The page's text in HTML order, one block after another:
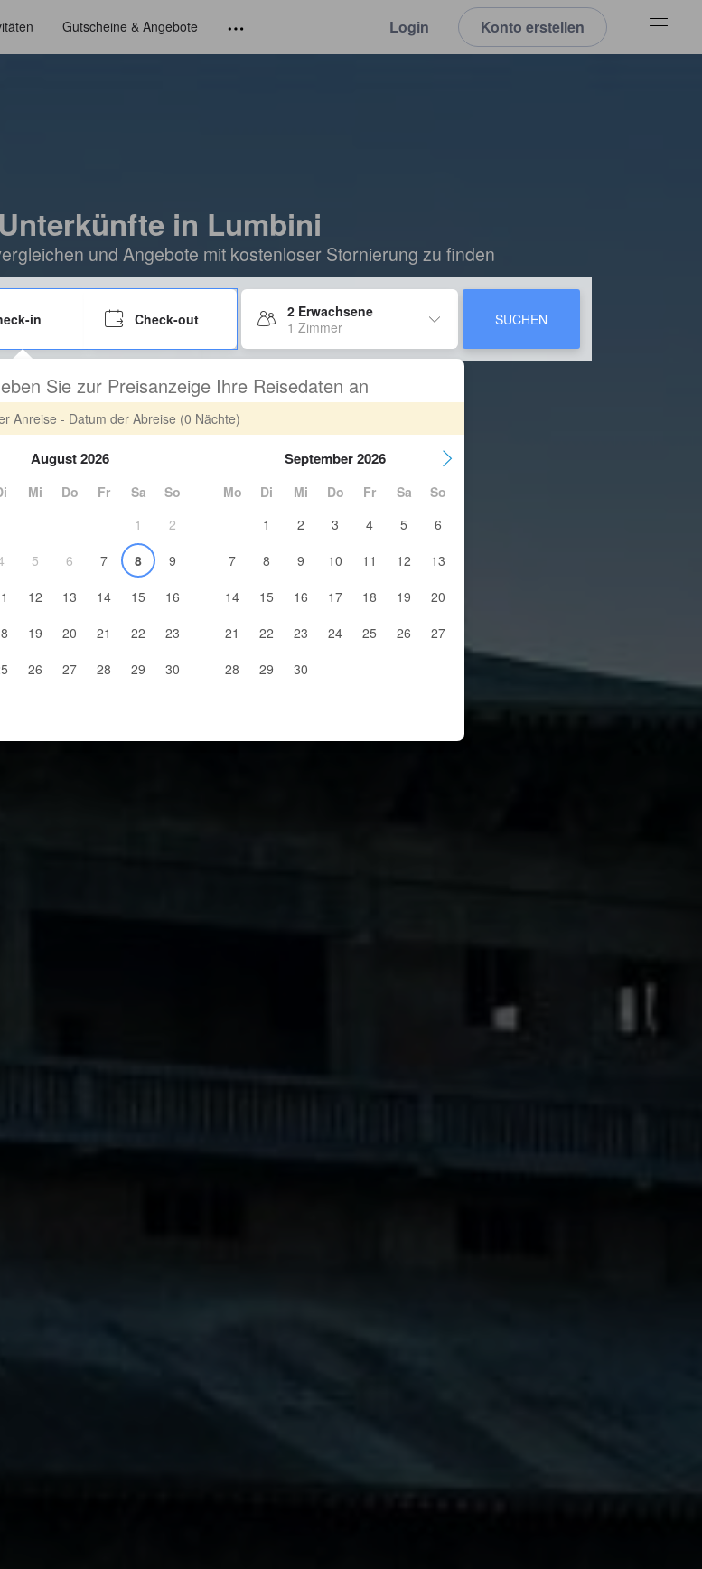
Gutscheine & Angebote Login Konto erstellen
in Lumbini
und Angebote mit kostenloser Stornierung zu finden
in Check-out
2 Erwachsene
1 Zimmer
SUCHEN
Sie zur Preisanzeige Ihre Reisedaten an
Anreise - Datum der Abreise (0 Nächte)
August 2026
Mi Do Fr Sa
So
1
2
5 6 7 8
9
12 13 14 15
16
19 20 21 22
23
26 27 28 29
30
September 2026
Mo Di Mi Do Fr Sa
So
1
2 3 4 5
6
7
8 9 10 11 12
13
14
15 16 17 18 19
20
21
22 23 24 25 26
27
28
29 30